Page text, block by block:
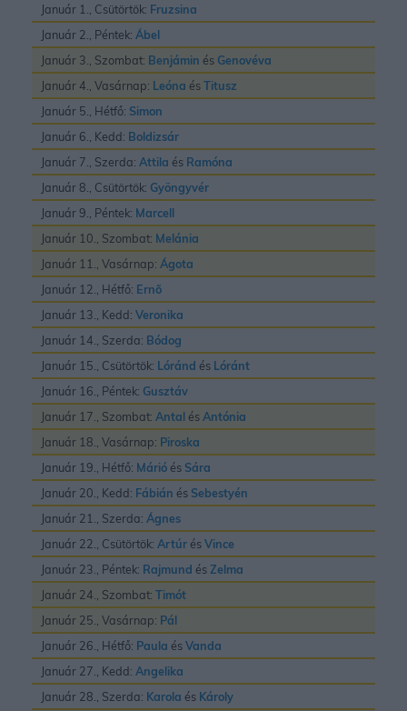
Január 1., Csütörtök: Fruzsina
Január 2., Péntek: Ábel
Január 3., Szombat: Benjámin és Genovéva
Január 4., Vasárnap: Leóna ésTitusz
Január 5., Hétfő: Simon
Január 6., Kedd: Boldizsár
Január 7., Szerda: Attila és Ramóna
Január 8., Csütörtök: Gyöngyvér
Január 9., Péntek: Marcell
Január 10., Szombat: Melánia
Január 11., Vasárnap: Ágota
Január 12., Hétfő: Ernõ
Január 13., Kedd: Veronika
Január 14., Szerda: Bódog
Január 15., Csütörtök: Lóránd és Lóránt
Január 16., Péntek: Gusztáv
Január 17., Szombat: Antal ésAntónia
Január 18., Vasárnap: Piroska
Január 19., Hétfő: Márió és Sára
Január 20., Kedd: Fábián és Sebestyén
Január 21., Szerda: Ágnes
Január 22., Csütörtök: Artúr ésVince
Január 23., Péntek: Rajmund ésZelma
Január 24., Szombat: Timót
Január 25., Vasárnap: Pál
Január 26., Hétfő: Paula ésVanda
Január 27., Kedd: Angelika
Január 28., Szerda: Karola és Károly